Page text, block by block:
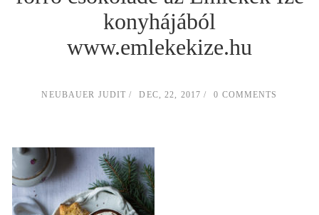
konyhájából
www.emlekekize.hu
NEUBAUER JUDIT DEC, 22, 2017 0 COMMENTS